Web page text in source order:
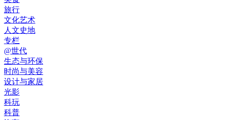
旅行
文化艺术
人文史地
专栏
@世代
生态与环保
时尚与美容
设计与家居
光影
科玩
科普